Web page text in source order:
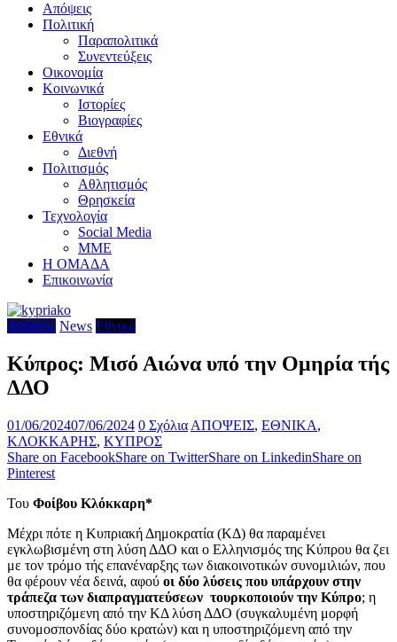
άποψη
μέχρι
Απόψεις
Πολιτική
Παραπολιτικά
Συνεντεύξεις
Οικονομία
Κοινωνικά
Ιστορίες
Βιογραφίες
Εθνικά
Διεθνή
Πολιτισμός
Αθλητισμός
Θρησκεία
Τεχνολογία
Social Media
ΜΜΕ
Η ΟΜΑΔΑ
Επικοινωνία
Απόψεις News Εθνικά
Κύπρος: Μισό Αιώνα υπό την Ομηρία τής
ΔΔΟ
01/06/202407/06/2024 0 Σχόλια ΑΠΟΨΕΙΣ, ΕΘΝΙΚΑ,
ΚΛΟΚΚΑΡΗΣ, ΚΥΠΡΟΣ
Share on FacebookShare on TwitterShare on LinkedinShare on
Pinterest
Του Φοίβου Κλόκκαρη*
Μέχρι πότε η Κυπριακή Δημοκρατία (ΚΔ) θα παραμένει
εγκλωβισμένη στη λύση ΔΔΟ και ο Ελληνισμός της Κύπρου θα ζει
με τον τρόμο τής επανέναρξης των διακοινοτικών συνομιλιών, που
θα φέρουν νέα δεινά, αφού οι δύο λύσεις που υπάρχουν στην
τράπεζα των διαπραγματεύσεων τουρκοποιούν την Κύπρο; η
υποστηριζόμενη από την ΚΔ λύση ΔΔΟ (συγκαλυμένη μορφή
συνομοσπονδίας δύο κρατών) και η υποστηριζόμενη από την